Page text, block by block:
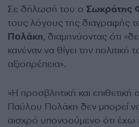
Σε δήλωσή του ο Σωκράτης
τους λόγους της διαγραφής
Πολάκη, διαμηνύοντας ότι
κανέναν να θίγει την πολιτική
αξιοπρέπεια».
«Η προσβλητική και
Παύλου Πολάκη δεν μπορεί να
αισχρό υπονοούμενο ότι έχω